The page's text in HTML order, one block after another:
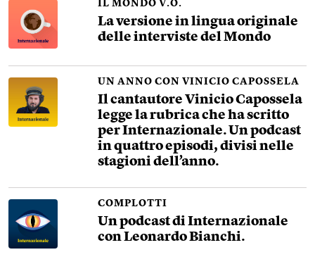
IL MONDO V.O.
La versione in lingua originale
delle interviste del Mondo
UN ANNO CON VINICIO CAPOSSELA
Il cantautore Vinicio Capossela
legge la rubrica che ha scritto
per Internazionale. Un podcast
in quattro episodi, divisi nelle
stagioni dell’anno.
COMPLOTTI
Un podcast di Internazionale
con Leonardo Bianchi.